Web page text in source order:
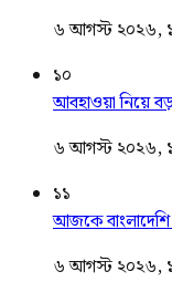
৬ আগস্ট ২০২৬,
১০
আবহাওয়া নিয়ে
৬ আগস্ট ২০২৬,
১১
আজকে
৬ আগস্ট ২০২৬,